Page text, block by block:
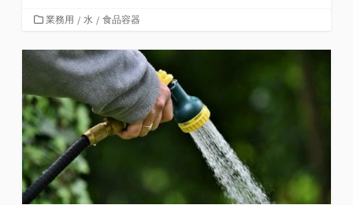
カ
ゴ
リ
業務用 / 水 / 食品容器